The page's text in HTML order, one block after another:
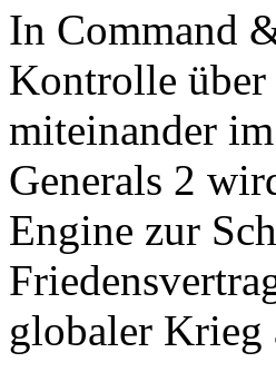
In Command
Kontrolle über
miteinander
Generals 2
Engine zur
globaler Krieg